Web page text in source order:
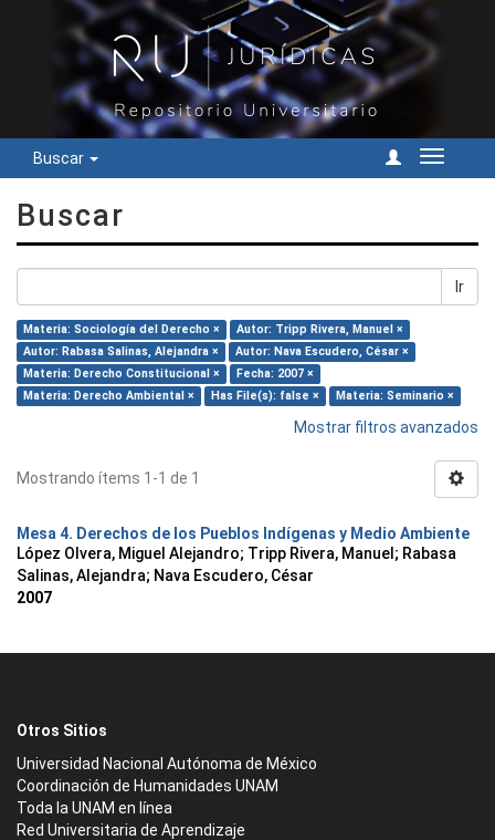
Buscar
Cambiar
Buscar
Ir
Materia: Sociología del Derecho ×
Autor: Tripp Rivera, Manuel ×
Autor: Rabasa Salinas, Alejandra ×
Autor: Nava Escudero, César ×
Materia: Derecho Constitucional ×
Fecha: 2007 ×
Materia: Derecho Ambiental ×
Has File(s): false × Materia: Seminario ×
Mostrar filtros avanzados
Mostrando ítems 1-1 de 1
Mesa 4. Derechos de los Pueblos Indígenas y Medio Ambiente
López Olvera, Miguel Alejandro; Tripp Rivera, Manuel ; Rabasa
Salinas, Alejandra; Nava Escudero, César
2007
Otros Sitios
Universidad Nacional Autónoma de México
Coordinación de Humanidades UNAM
Toda la UNAM en línea
Red Universitaria de Aprendizaje